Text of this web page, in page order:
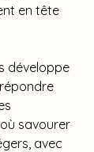
en tête
développe
savourer
avec